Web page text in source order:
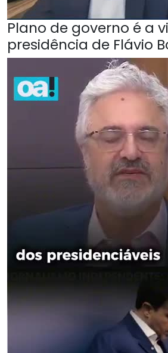
Plano de governo é a
presidência de Flávio